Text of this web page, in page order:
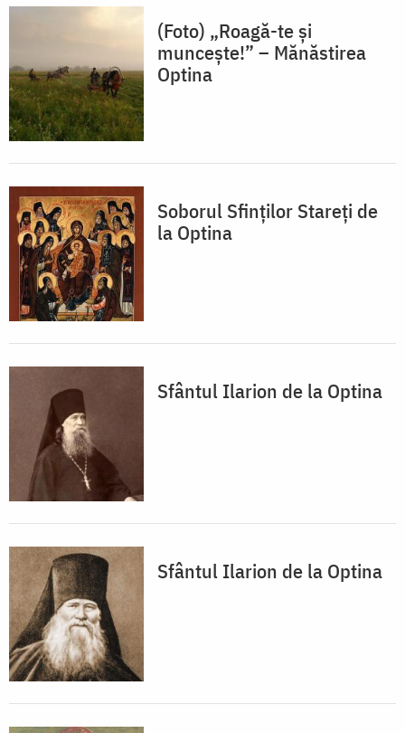
(Foto) „Roagă-te și
muncește!” – Mănăstirea
Optina
Soborul Sfinţilor Stareţi de
la Optina
Sfântul Ilarion de la Optina
Sfântul Ilarion de la Optina